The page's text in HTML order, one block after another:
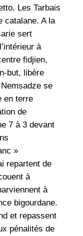
Les Tarbais
catalane. A la
sert
à
fidjien,
but, libère
se
en terre
de
7 à 3 devant
»
repartent de
à
à
bigourdane.
et repassent
pénalités de